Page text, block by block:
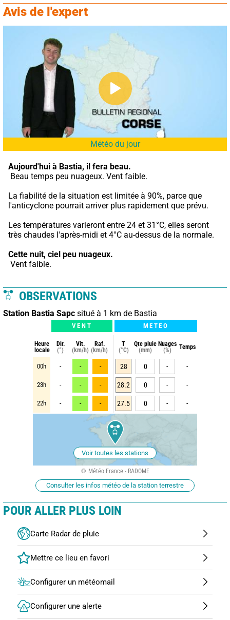
Avis de l'expert
Météo du jour
Aujourd'hui à Bastia, il fera beau.
Beau temps peu nuageux. Vent faible.
La fiabilité de la situation est limitée à 90%, parce que
l'anticyclone pourrait arriver plus rapidement que prévu.
Les températures varieront entre 24 et 31°C, elles seront
très chaudes l'après-midi et 4°C au-dessus de la normale.
Cette nuit, ciel peu nuageux.
Vent faible.
OBSERVATIONS
Station Bastia Sapc situé à 1 km de Bastia
VENT METEO
Heure
locale
Dir.
(°)
Vit.
(km/h)
Raf.
(km/h)
T
(°C)
Qte pluie
(mm)
Nuages
(%)
Temps
00h - - - 28 0 - -
23h - - - 28.2 0 - -
22h - - - 27.5 0 - -
Voir toutes les stations
Météo France - RADOME
Consulter les infos météo de la station terrestre
POUR ALLER PLUS LOIN
Carte Radar de pluie
Configurer un météomail
Configurer une alerte